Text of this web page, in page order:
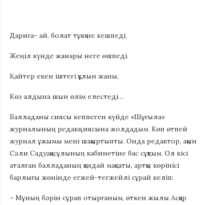
Дариға- ай, болат тұяқ не кешпеді,
Жеңіл күнде жанары неге өшпеді.
Қайтер екен іштегі құлын жаны,
Көз алдына шын өлім елестеді…
Балладаны сиясы кеппеген күйде «Шұғыла»
журналының редакциясына жолдадым. Көп өтпей
журнал ұжымы мені шақыртыпты. Онда редактор, ақын
Сәли Садуақасұлының кабинетіне бас сұқтым. Ол кісі
аталған балладаның қандай мақсаты, артқы көрінісі
барлығы жөнінде егжей-тегжейлі сұрай келіп:
– Мұның бәрін сұрап отырғаным, өткен жылы Асқар